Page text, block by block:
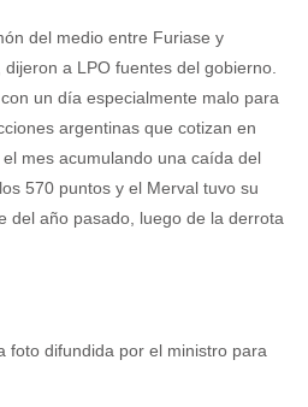
del medio entre Furiase y
a LPO fuentes del gobierno.
un día especialmente malo para
argentinas que cotizan en
mes acumulando una caída del
570 puntos y el Merval tuvo su
del año pasado, luego de la derrota
foto difundida por el ministro para